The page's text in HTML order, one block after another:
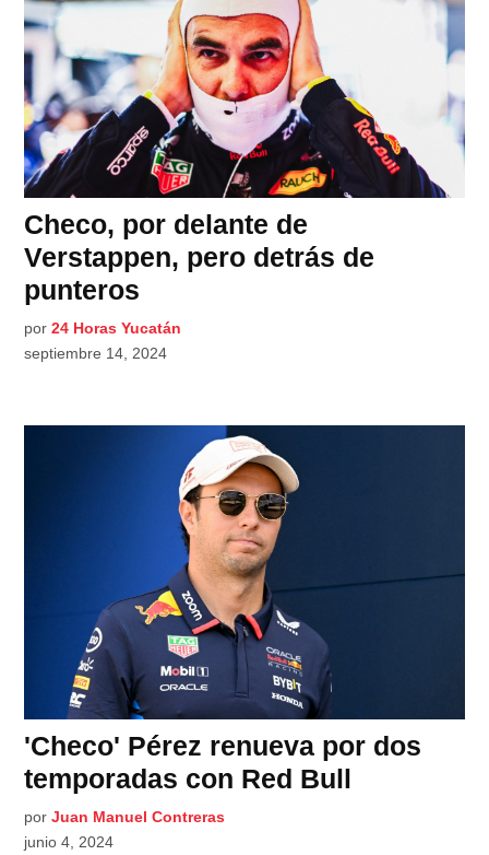
Checo, por delante de
Verstappen, pero detrás de
punteros
por 24 Horas Yucatán
septiembre 14, 2024
'Checo' Pérez renueva por dos
temporadas con Red Bull
por Juan Manuel Contreras
junio 4, 2024